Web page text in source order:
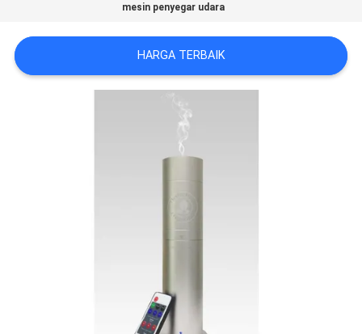
SITEMAP
PRIVACY
mesin penyegar udara
HARGA TERBAIK